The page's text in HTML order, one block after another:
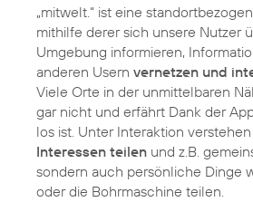
„mitwelt.“ ist eine
mithilfe derer sich unsere Nutzer
Umgebung informieren,
anderen Usern vernetzen und
Viele Orte in der unmittelbaren
gar nicht und erfährt Dank der
los ist. Unter Interaktion
Interessen teilen und z.B.
sondern auch persönliche Dinge
oder die Bohrmaschine teilen.